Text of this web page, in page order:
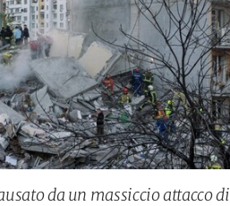
da un massiccio attacco di